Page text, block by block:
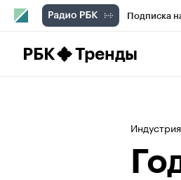
Подписка
РБК Тренды